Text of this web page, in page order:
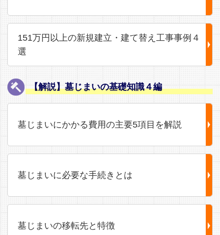
151万円以上の新規建立・建て替え工事事例４
選
【解説】墓じまいの基礎知識４編
墓じまいにかかる費用の主要5項目を解説
墓じまいに必要な手続きとは
墓じまいの移転先と特徴